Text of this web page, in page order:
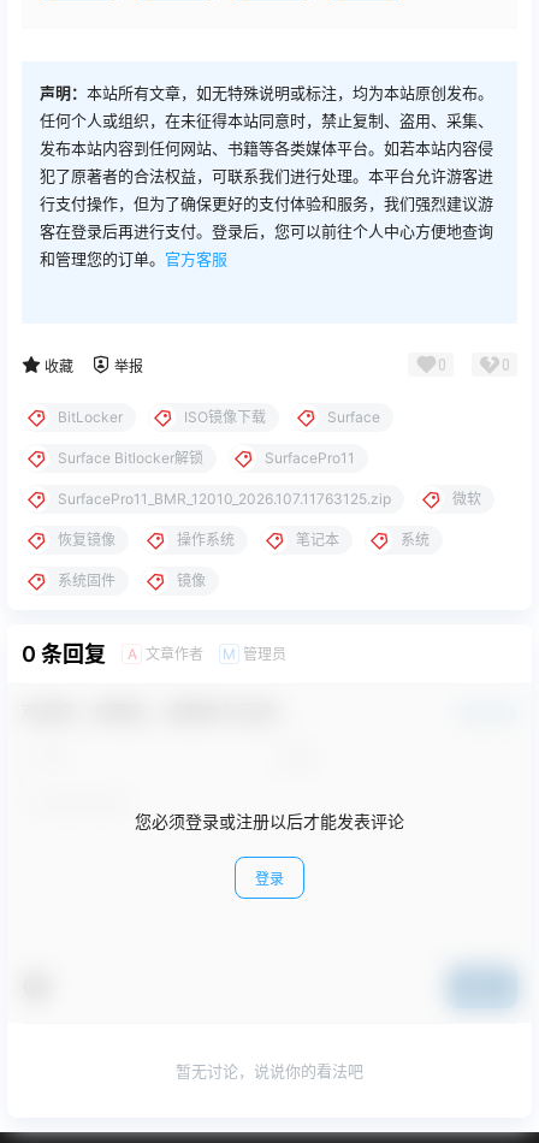
声明： 本站所有文章，如无特殊说明或标注，均为本站原创发布。
任何个人或组织，在未征得本站同意时，禁止复制、盗用、采集、
发布本站内容到任何网站、书籍等各类媒体平台。如若本站内容侵
犯了原著者的合法权益，可联系我们进行处理。本平台允许游客进
行支付操作，但为了确保更好的支付体验和服务，我们强烈建议游
客在登录后再进行支付。登录后，您可以前往个人中心方便地查询
和管理您的订单。 官方客服
收藏 举报 0 0
BitLocker ISO镜像下载 Surface
Surface Bitlocker解锁 SurfacePro11
SurfacePro11_BMR_12010_2026.107.11763125.zip 微软
恢复镜像 操作系统 笔记本 系统
系统固件 镜像
0 条回复 A 文章作者 M 管理员
您必须登录或注册以后才能发表评论
登录
暂无讨论，说说你的看法吧